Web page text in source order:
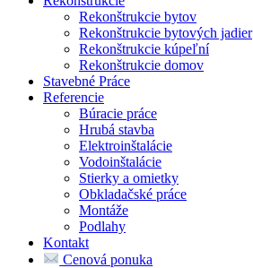
Rekonštrukcie bytov
Rekonštrukcie bytových jadier
Rekonštrukcie kúpeľní
Rekonštrukcie domov
Stavebné Práce
Referencie
Búracie práce
Hrubá stavba
Elektroinštalácie
Vodoinštalácie
Stierky a omietky
Obkladačské práce
Montáže
Podlahy
Kontakt
Cenová ponuka